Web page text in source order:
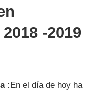
-2019
: En el día de hoy ha